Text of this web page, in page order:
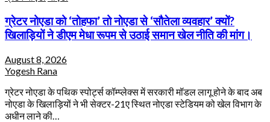
ग्रेटर नोएडा को ‘तोहफा’ तो नोएडा से ‘सौतेला व्यवहार’ क्यों?
खिलाड़ियों ने डीएम मेधा रूपम से उठाई समान खेल नीति की मांग।
August 8, 2026
Yogesh Rana
ग्रेटर नोएडा के पथिक स्पोर्ट्स कॉम्प्लेक्स में सरकारी मॉडल लागू होने के बाद अब
नोएडा के खिलाड़ियों ने भी सेक्टर-21ए स्थित नोएडा स्टेडियम को खेल विभाग के
अधीन लाने की…